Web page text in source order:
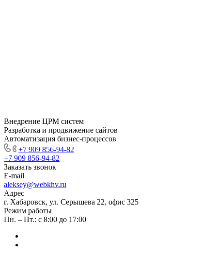
Внедрение ЦРМ систем
Разработка и продвижение сайтов
Автоматизация бизнес-процессов
+7 909 856-94-82
+7 909 856-94-82
Заказать звонок
E-mail
aleksey@webkhv.ru
Адрес
г. Хабаровск, ул. Серышева 22, офис 325
Режим работы
Пн. – Пт.: с 8:00 до 17:00